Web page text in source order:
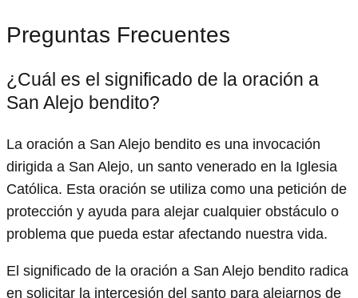
Preguntas Frecuentes
¿Cuál es el significado de la oración a
San Alejo bendito?
La oración a San Alejo bendito es una invocación
dirigida a San Alejo, un santo venerado en la Iglesia
Católica. Esta oración se utiliza como una petición de
protección y ayuda para alejar cualquier obstáculo o
problema que pueda estar afectando nuestra vida.
El significado de la oración a San Alejo bendito radica
en solicitar la intercesión del santo para alejarnos de